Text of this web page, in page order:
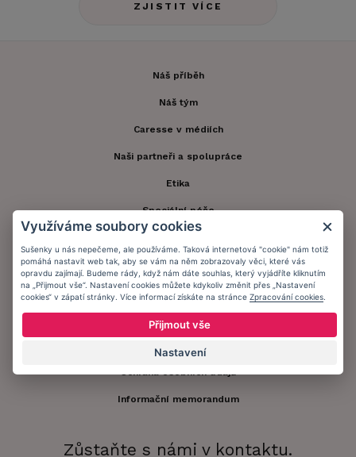
ZJISTIT VÍCE
Náš příběh
Náš tým
Caresse v médiích
Naši partneři a spolupráce
Etika
Speciální péče
Zákaznický účet
Registrace zákazníka
Doprava a platba
Obchodní podmínky
Ochrana osobních údajů
Informační memorandum
Zůstaňte s námi v kontaktu.
Využíváme soubory cookies
Sušenky u nás nepečeme, ale používáme. Taková internetová "cookie" nám totiž
pomáhá nastavit web tak, aby se vám na něm zobrazovaly věci, které vás
opravdu zajímají. Budeme rády, když nám dáte souhlas, který vyjádříte kliknutím
na „Přijmout vše“. Nastavení cookies můžete kdykoliv změnit přes „Nastavení
cookies“ v zápatí stránky. Více informací získáte na stránce Zpracování cookies
Přijmout vše
Nastavení